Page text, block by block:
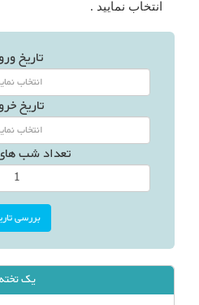
انتخاب نمایید .
تاریخ
تاریخ
تعداد شب
یک تخته